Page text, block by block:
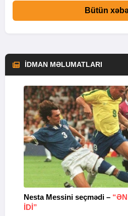
Bütün
İDMAN MƏLUMATLARI
Nesta Messini seçmədi –
IDI”